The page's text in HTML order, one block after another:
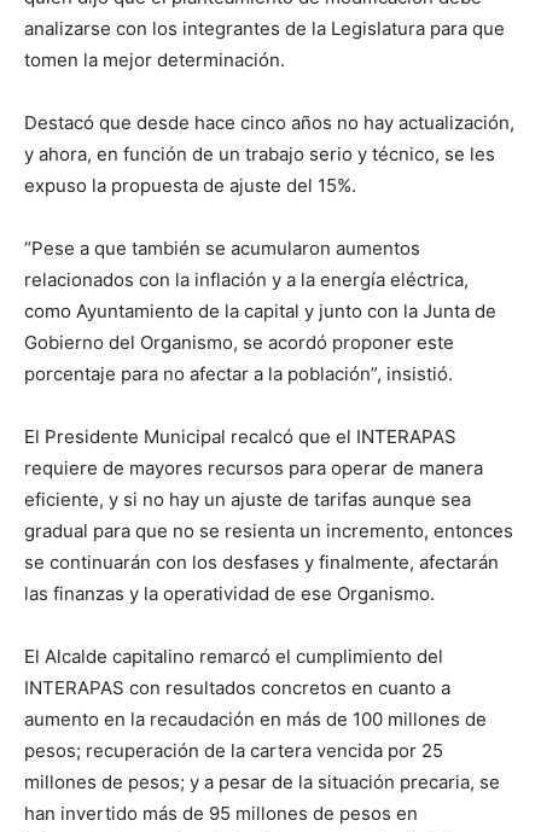
analizarse con los integrantes de la Legislatura para que
tomen la mejor determinación.
Destacó que desde hace cinco años no hay actualización,
y ahora, en función de un trabajo serio y técnico, se les
expuso la propuesta de ajuste del 15%.
“Pese a que también se acumularon aumentos
relacionados con la inflación y a la energía eléctrica,
como Ayuntamiento de la capital y junto con la Junta de
Gobierno del Organismo, se acordó proponer este
porcentaje para no afectar a la población”, insistió.
El Presidente Municipal recalcó que el INTERAPAS
requiere de mayores recursos para operar de manera
eficiente, y si no hay un ajuste de tarifas aunque sea
gradual para que no se resienta un incremento, entonces
se continuarán con los desfases y finalmente, afectarán
las finanzas y la operatividad de ese Organismo.
El Alcalde capitalino remarcó el cumplimiento del
INTERAPAS con resultados concretos en cuanto a
aumento en la recaudación en más de 100 millones de
pesos; recuperación de la cartera vencida por 25
millones de pesos; y a pesar de la situación precaria, se
han invertido más de 95 millones de pesos en